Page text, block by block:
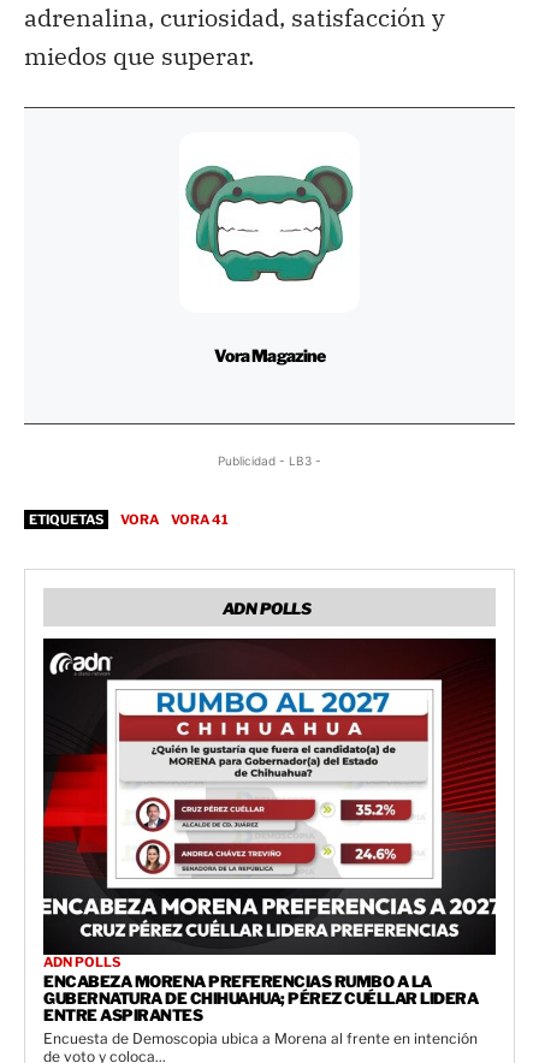
adrenalina, curiosidad, satisfacción y
miedos que superar.
Vora Magazine
Publicidad - LB3 -
ETIQUETAS VORA VORA 41
ADN POLLS
ADN POLLS
ENCABEZA MORENA PREFERENCIAS RUMBO A LA
GUBERNATURA DE CHIHUAHUA; PÉREZ CUÉLLAR LIDERA
ENTRE ASPIRANTES
Encuesta de Demoscopia ubica a Morena al frente en intención
de voto y coloca...